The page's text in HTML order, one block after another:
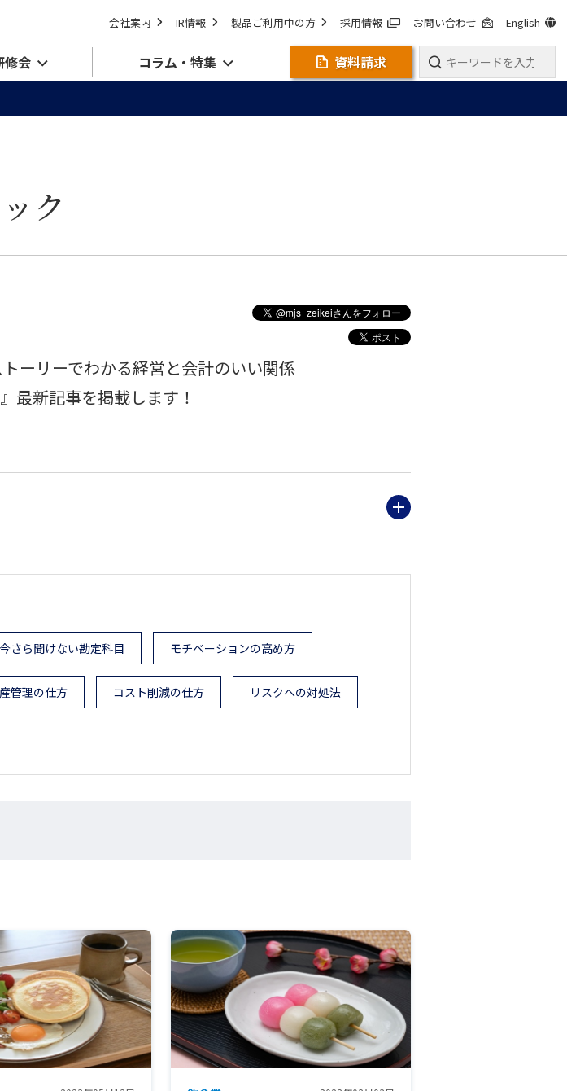
会社案内 IR情報 製品ご利用中の方 採用情報 お問い合わせ English
修会 コラム・特集 資料請求
ク
ーリーでわかる経営と会計のいい関係
最新記事を掲載します！
今さら聞けない勘定科目 モチベーションの高め方
管理の仕方 コスト削減の仕方 リスクへの対処法